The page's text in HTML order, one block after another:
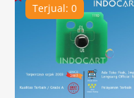
Terjual: 0